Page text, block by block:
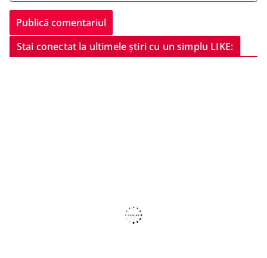
Stai conectat la ultimele știri cu un simplu LIKE: